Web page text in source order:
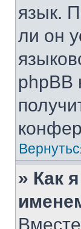
язык.
ли он
phpBB
» Как